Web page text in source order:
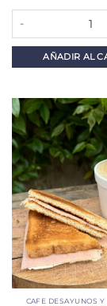
AÑADIR AL
CAFE DESAYUNOS